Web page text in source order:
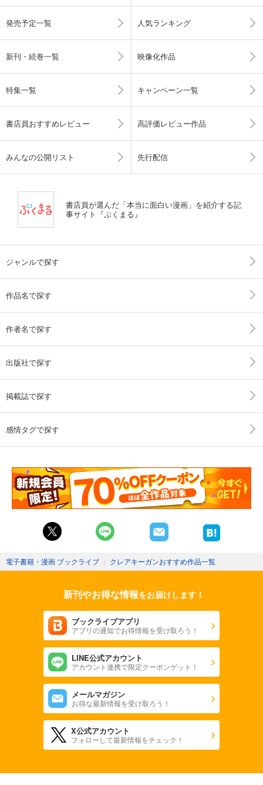
発売予定一覧 人気ランキング
新刊・続巻一覧 映像化作品
特集一覧 キャンペーン一覧
書店員おすすめレビュー 高評価レビュー作品
みんなの公開リスト 先行配信
書店員が選んだ「本当に面白い漫画」を紹介する記
事サイト『ぶくまる』
ジャンルで探す
作品名で探す
作者名で探す
出版社で探す
掲載誌で探す
感情タグで探す
電子書籍・漫画 ブックライブ 〉 クレアキーガンおすすめ作品一覧
新刊やお得な情報をお届けします！
ブックライブアプリ
アプリの通知でお得情報を受け取ろう！
LINE公式アカウント
アカウント連携で限定クーポンゲット！
メールマガジン
お得な最新情報を受け取ろう！
X公式アカウント
フォローして最新情報をチェック！